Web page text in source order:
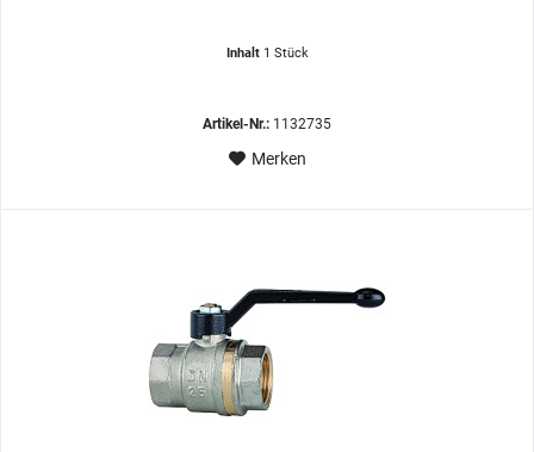
Inhalt 1 Stück
Artikel-Nr.: 1132735
Merken